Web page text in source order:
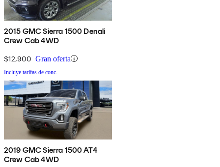
2015 GMC Sierra 1500 Denali
Crew Cab 4WD
$12,900 Gran oferta
Incluye tarifas de conc.
2019 GMC Sierra 1500 AT4
Crew Cab 4WD